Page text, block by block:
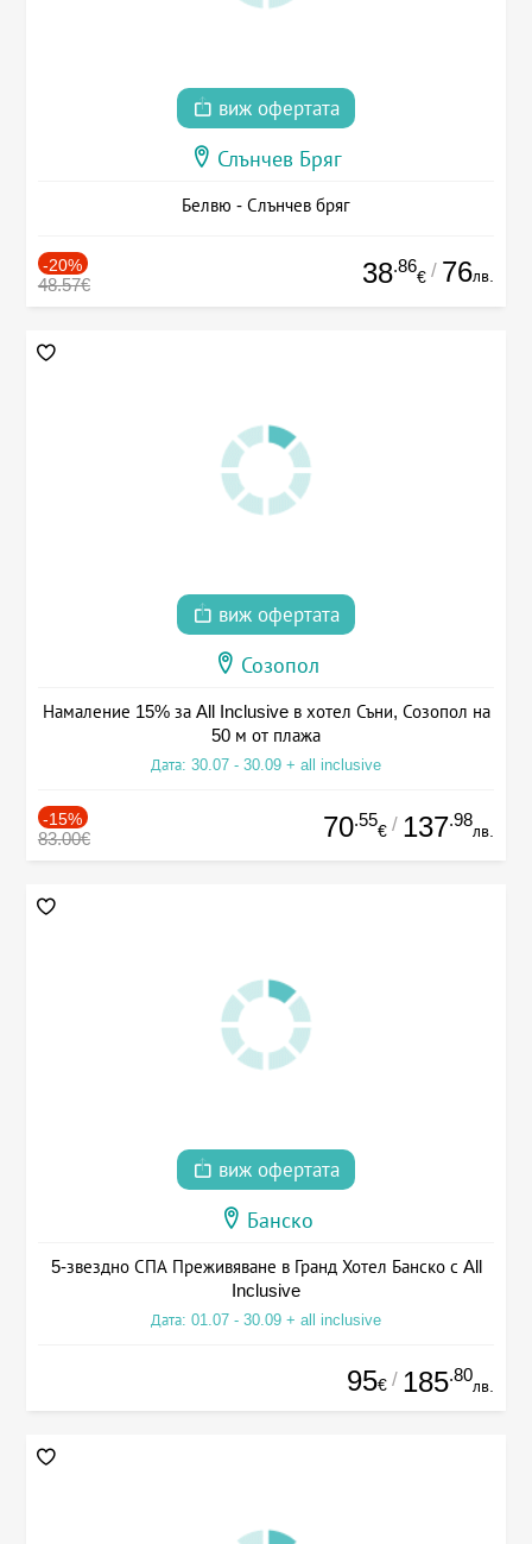
виж офертата
Слънчев Бряг
Белвю - Слънчев бряг
-20%
48.57€ 38.86
€ / 76лв.
виж офертата
Созопол
Намаление 15% за All Inclusive в хотел Съни, Созопол на
50 м от плажа
Дата: 30.07 - 30.09 + all inclusive
-15%
83.00€ 70.55
€ / 137.98
лв.
виж офертата
Банско
5-звездно СПА Преживяване в Гранд Хотел Банско с All
Inclusive
Дата: 01.07 - 30.09 + all inclusive
95€ / 185.80
лв.